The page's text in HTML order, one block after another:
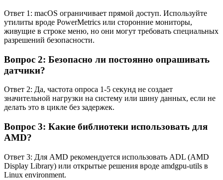
Ответ 1: macOS ограничивает прямой доступ. Используйте
утилиты вроде PowerMetrics или сторонние мониторы,
живущие в строке меню, но они могут требовать специальных
разрешений безопасности.
Вопрос 2: Безопасно ли постоянно опрашивать
датчики?
Ответ 2: Да, частота опроса 1-5 секунд не создает
значительной нагрузки на систему или шину данных, если не
делать это в цикле без задержек.
Вопрос 3: Какие библиотеки использовать для
AMD?
Ответ 3: Для AMD рекомендуется использовать ADL (AMD
Display Library) или открытые решения вроде amdgpu-utils в
Linux environment.